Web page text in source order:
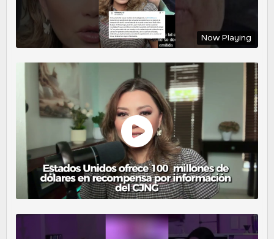
Now Playing